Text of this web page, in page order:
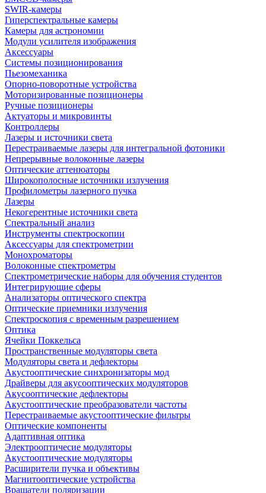
SWIR-камеры
Гиперспектральные камеры
Камеры для астрономии
Модули усилителя изображения
Аксессуары
Системы позиционирования
Пьезомеханика
Опорно-поворотные устройства
Моторизированные позиционеры
Ручные позиционеры
Актуаторы и микровинты
Контроллеры
Лазеры и источники света
Перестраиваемые лазеры для интегральной фотоники
Непрерывные волоконные лазеры
Оптические аттенюаторы
Широкополосные источники излучения
Профилометры лазерного пучка
Лазеры
Некогерентные источники света
Спектральный анализ
Инструменты спектроскопии
Аксессуары для спектрометрии
Монохроматоры
Волоконные спектрометры
Спектрометрические наборы для обучения студентов
Интегрирующие сферы
Анализаторы оптического спектра
Оптические приемники излучения
Спектроскопия с временным разрешением
Оптика
Ячейки Поккельса
Пространственные модуляторы света
Модуляторы света и дефлекторы
Акустооптические синхронизаторы мод
Драйверы для акусооптических модуляторов
Акусооптические дефлекторы
Акустооптические преобразователи частоты
Перестраиваемые акустооптические фильтры
Оптические компоненты
Адаптивная оптика
Электрооптичесие модуляторы
Акустооптические модуляторы
Расширители пучка и объективы
Магнитооптические устройства
Вращатели поляризации